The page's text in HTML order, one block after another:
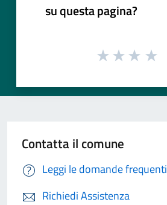
su questa pagina?
Contatta il comune
Leggi le domande frequenti
Richiedi Assistenza